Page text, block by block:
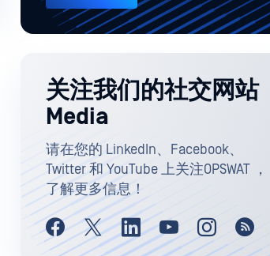
关注我们的社交网站
Media
请在您的 LinkedIn、Facebook、
Twitter 和 YouTube 上关注OPSWAT ，
了解更多信息！